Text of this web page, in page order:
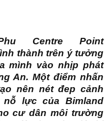
Centre Point
thành trên ý tưởng
mình vào nhịp phát
An. Một điểm nhấn
nên nét đep cảnh
lực của Bimland
cư dân môi trường